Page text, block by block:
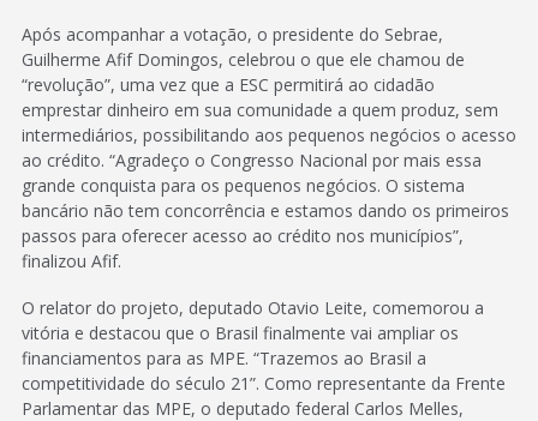
Após acompanhar a votação, o presidente do Sebrae,
Guilherme Afif Domingos, celebrou o que ele chamou de
“revolução”, uma vez que a ESC permitirá ao cidadão
emprestar dinheiro em sua comunidade a quem produz, sem
intermediários, possibilitando aos pequenos negócios o acesso
ao crédito. “Agradeço o Congresso Nacional por mais essa
grande conquista para os pequenos negócios. O sistema
bancário não tem concorrência e estamos dando os primeiros
passos para oferecer acesso ao crédito nos municípios”,
finalizou Afif.
O relator do projeto, deputado Otavio Leite, comemorou a
vitória e destacou que o Brasil finalmente vai ampliar os
financiamentos para as MPE. “Trazemos ao Brasil a
competitividade do século 21”. Como representante da Frente
Parlamentar das MPE, o deputado federal Carlos Melles,